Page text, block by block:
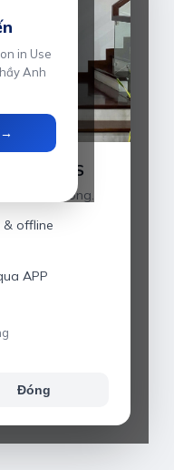
Anh IELTS
tại Hải Phòng.
& offline
APP
Đóng
in Use
Anh